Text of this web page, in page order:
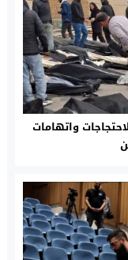
في الاحتجاجات واتهامات